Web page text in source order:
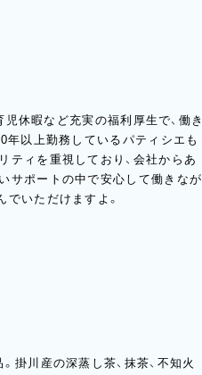
児休暇など充実の福利厚生で、働き
年以上勤務しているパティシエも
ティを重視しており、会社からあ
サポートの中で安心して働きなが
いただけますよ。
川産の深蒸し茶、抹茶、不知火